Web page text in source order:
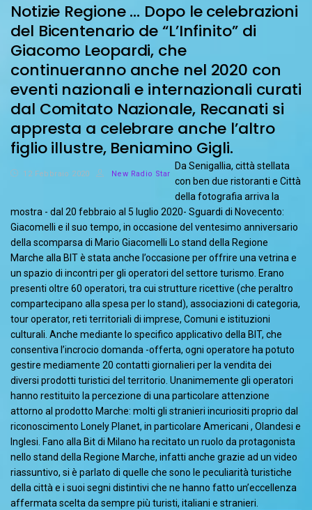
Notizie Regione … Dopo le celebrazioni
del Bicentenario de “L’Infinito” di
Giacomo Leopardi, che
continueranno anche nel 2020 con
eventi nazionali e internazionali curati
dal Comitato Nazionale, Recanati si
appresta a celebrare anche l’altro
figlio illustre, Beniamino Gigli.
12 Febbraio 2020 New Radio Star
Da Senigallia, città stellata
con ben due ristoranti e Città
della fotografia arriva la
mostra - dal 20 febbraio al 5 luglio 2020- Sguardi di Novecento:
Giacomelli e il suo tempo, in occasione del ventesimo anniversario
della scomparsa di Mario Giacomelli Lo stand della Regione
Marche alla BIT è stata anche l’occasione per offrire una vetrina e
un spazio di incontri per gli operatori del settore turismo. Erano
presenti oltre 60 operatori, tra cui strutture ricettive (che peraltro
compartecipano alla spesa per lo stand), associazioni di categoria,
tour operator, reti territoriali di imprese, Comuni e istituzioni
culturali. Anche mediante lo specifico applicativo della BIT, che
consentiva l’incrocio domanda -offerta, ogni operatore ha potuto
gestire mediamente 20 contatti giornalieri per la vendita dei
diversi prodotti turistici del territorio. Unanimemente gli operatori
hanno restituito la percezione di una particolare attenzione
attorno al prodotto Marche: molti gli stranieri incuriositi proprio dal
riconoscimento Lonely Planet, in particolare Americani , Olandesi e
Inglesi. Fano alla Bit di Milano ha recitato un ruolo da protagonista
nello stand della Regione Marche, infatti anche grazie ad un video
riassuntivo, si è parlato di quelle che sono le peculiarità turistiche
della città e i suoi segni distintivi che ne hanno fatto un’eccellenza
affermata scelta da sempre più turisti, italiani e stranieri.